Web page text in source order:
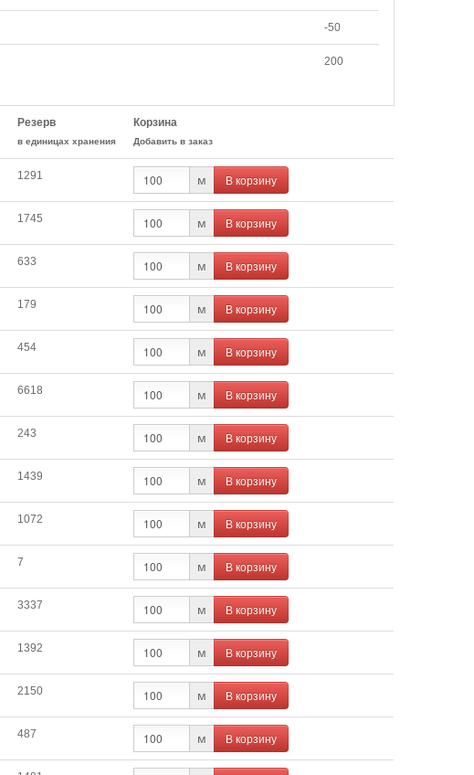
-50
200
Резерв
в единицах хранения
Корзина
Добавить в заказ
1291 м В корзину
1745 м В корзину
633 м В корзину
179 м В корзину
454 м В корзину
6618 м В корзину
243 м В корзину
1439 м В корзину
1072 м В корзину
7 м В корзину
3337 м В корзину
1392 м В корзину
2150 м В корзину
487 м В корзину